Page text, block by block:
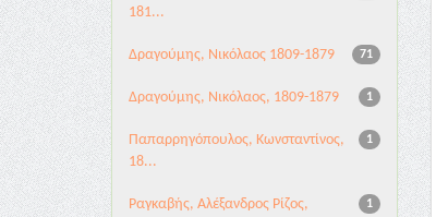
181...
71
Δραγούμης, Νικόλαος 1809-1879
1
Δραγούμης, Νικόλαος, 1809-1879
1
Παπαρρηγόπουλος, Κωνσταντίνος,
18...
1
Ραγκαβής, Αλέξανδρος Ρίζος,